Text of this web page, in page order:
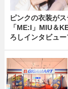
ピンクの衣装がス
「ME:I」MIU＆
ろしインタビュー